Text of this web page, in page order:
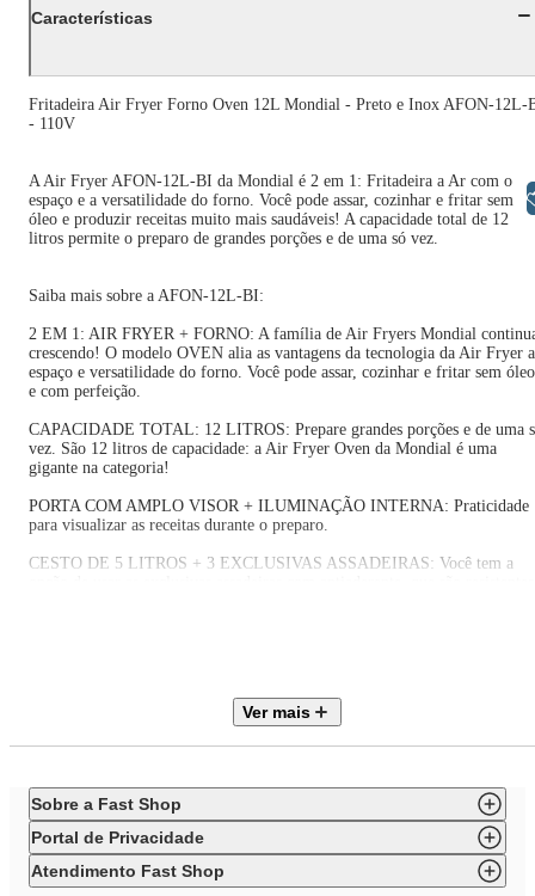
Características
Fritadeira Air Fryer Forno Oven 12L Mondial - Preto e Inox AFON-12L-
- 110V
A Air Fryer AFON-12L-BI da Mondial é 2 em 1: Fritadeira a Ar com o
espaço e a versatilidade do forno. Você pode assar, cozinhar e fritar sem
óleo e produzir receitas muito mais saudáveis! A capacidade total de 12
litros permite o preparo de grandes porções e de uma só vez.
Saiba mais sobre a AFON-12L-BI:
2 EM 1: AIR FRYER + FORNO: A família de Air Fryers Mondial
crescendo! O modelo OVEN alia as vantagens da tecnologia da Air Fryer
espaço e versatilidade do forno. Você pode assar, cozinhar e fritar sem óleo
e com perfeição.
CAPACIDADE TOTAL: 12 LITROS: Prepare grandes porções e de uma
vez. São 12 litros de capacidade: a Air Fryer Oven da Mondial é uma
gigante na categoria!
PORTA COM AMPLO VISOR + ILUMINAÇÃO INTERNA: Praticidade
para visualizar as receitas durante o preparo.
CESTO DE 5 LITROS + 3 EXCLUSIVAS ASSADEIRAS: Você tem a
com apenas 1 clique! As funções predefinidas são: batata, frango, carne,
peixe, camarão, pão de queijo, pizza, bolo, legumes e a função reaquecer.
envolve e cozinha o alimento, sem a necessidade de usar óleo.
ANTIADERENTE DURAFLON - NÃO GRUDA: O cesto e as assadeiras
possuem o antiaderente Duraflon, tecnologia exclusiva Mondial, e os
alimentos não grudam no fundo.
Ver mais
Sobre a Fast Shop
Portal de Privacidade
Atendimento Fast Shop
Libras